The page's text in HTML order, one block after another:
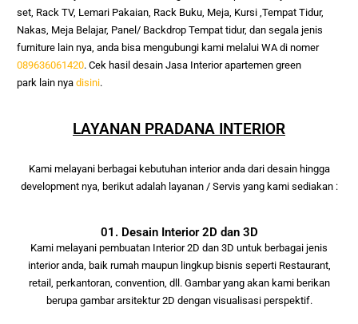
set, Rack TV, Lemari Pakaian, Rack Buku, Meja, Kursi ,Tempat Tidur,
Nakas, Meja Belajar, Panel/ Backdrop Tempat tidur, dan segala jenis
furniture lain nya, anda bisa mengubungi kami melalui WA di nomer
089636061420. Cek hasil desain Jasa Interior apartemen green
park lain nyadisini.
LAYANAN PRADANA INTERIOR
Kami melayani berbagai kebutuhan interior anda dari desain hingga
development nya, berikut adalah layanan / Servis yang kami sediakan :
01. Desain Interior 2D dan 3D
Kami melayani pembuatan Interior 2D dan 3D untuk berbagai jenis
interior anda, baik rumah maupun lingkup bisnis seperti Restaurant,
retail, perkantoran, convention, dll. Gambar yang akan kami berikan
berupa gambar arsitektur 2D dengan visualisasi perspektif.